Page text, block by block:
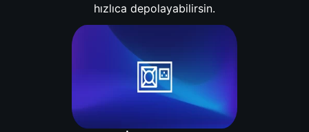
hızlıca depolayabilirsin.